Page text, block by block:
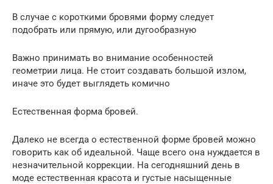
В случае с короткими бровями форму следует
подобрать или прямую, или дугообразную
Важно принимать во внимание особенностей
геометрии лица. Не стоит создавать большой излом,
иначе это будет выглядеть комично
Естественная форма бровей.
Далеко не всегда о естественной форме бровей можно
говорить как об идеальной. Чаще всего она нуждается в
незначительной коррекции. На сегодняшний день в
моде естественная красота и густые насыщенные